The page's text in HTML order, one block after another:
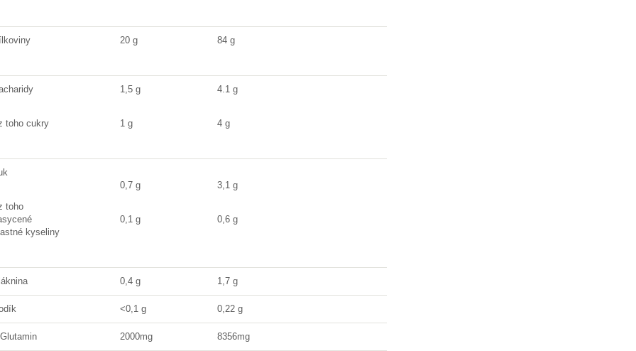
20 g 84 g
toho cukry
1,5 g
1 g
4.1 g
4 g
toho
kyseliny
0,7 g
0,1 g
3,1 g
0,6 g
0,4 g 1,7 g
<0,1 g 0,22 g
2000mg 8356mg